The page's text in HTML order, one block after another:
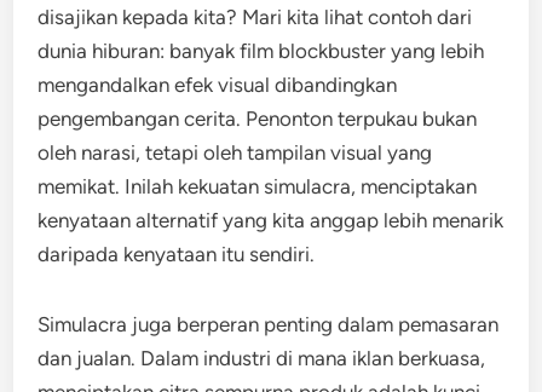
disajikan kepada kita? Mari kita lihat contoh dari
dunia hiburan: banyak film blockbuster yang lebih
mengandalkan efek visual dibandingkan
pengembangan cerita. Penonton terpukau bukan
oleh narasi, tetapi oleh tampilan visual yang
memikat. Inilah kekuatan simulacra, menciptakan
kenyataan alternatif yang kita anggap lebih menarik
daripada kenyataan itu sendiri.
Simulacra juga berperan penting dalam pemasaran
dan jualan. Dalam industri di mana iklan berkuasa,